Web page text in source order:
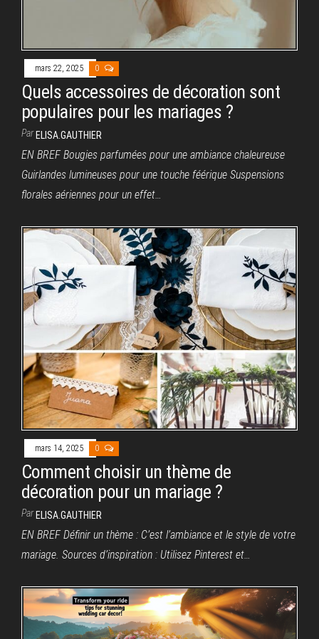
mars 22, 2025 0
Quels accessoires de décoration sont
populaires pour les mariages ?
Par ELISA.GAUTHIER
EN BREF Bougies parfumées pour une ambiance chaleureuse
Guirlandes lumineuses pour une touche féérique Suspensions
florales aériennes pour un effet…
mars 14, 2025 0
Comment choisir un thème de
décoration pour un mariage ?
Par ELISA.GAUTHIER
EN BREF Définir un thème : C’est l’ambiance et le style de votre
mariage. Sources d’inspiration : Utilisez Pinterest et…